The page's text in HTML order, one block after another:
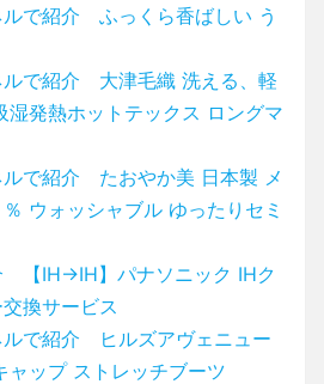
ルで紹介 ふっくら香ばしい う
ルで紹介 大津毛織 洗える、軽
湿発熱ホットテックス ロングマ
ルで紹介 たおやか美 日本製 メ
ウォッシャブル ゆったりセミ
【IH→IH】パナソニック IHク
換サービス
ルで紹介 ヒルズアヴェニュー
ャップ ストレッチブーツ